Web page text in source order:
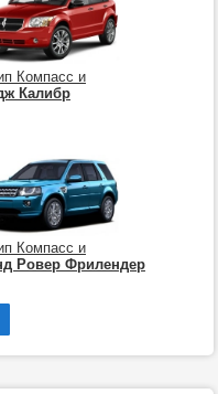
Компасс и
Калибр
Компасс и
Ровер Фрилендер